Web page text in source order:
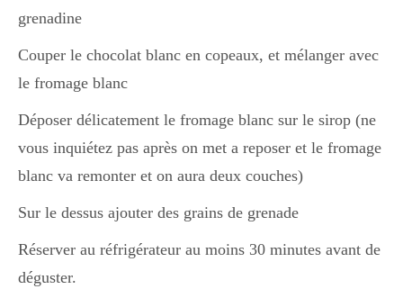
Recettes Végétariennes
Resto
Tuto
grenadine
Couper le chocolat blanc en copeaux, et mélanger avec
le fromage blanc
Déposer délicatement le fromage blanc sur le sirop (ne
vous inquiétez pas après on met a reposer et le fromage
blanc va remonter et on aura deux couches)
Sur le dessus ajouter des grains de grenade
Réserver au réfrigérateur au moins 30 minutes avant de
déguster.